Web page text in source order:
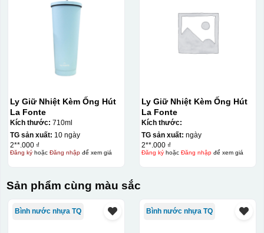
Ly Giữ Nhiệt Kèm Ống Hút
La Fonte
Kích thước: 710ml
TG sản xuất: 10 ngày
2**.000 ₫
Đăng kýhoặc Đăng nhậpđể xem giá
Ly Giữ Nhiệt Kèm Ống Hút
La Fonte
Kích thước:
TG sản xuất: ngày
2**.000 ₫
Đăng kýhoặc Đăng nhậpđể xem giá
Sản phẩm cùng màu sắc
Bình nước nhựa TQ Bình nước nhựa TQ